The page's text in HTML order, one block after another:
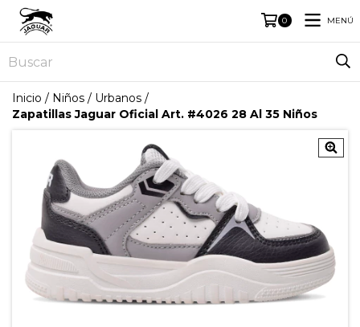
0 MENÚ
Inicio / Niños / Urbanos /
Zapatillas Jaguar Oficial Art. #4026 28 Al 35 Niños